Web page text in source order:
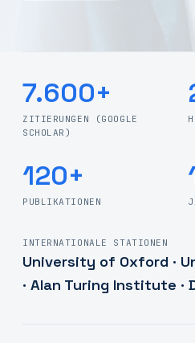
7.600+
ZITIERUNGEN (GOOGLE
SCHOLAR)
120+
PUBLIKATIONEN
INTERNATIONALE STATIONEN
University of Oxford ·
· Alan Turing Institute ·